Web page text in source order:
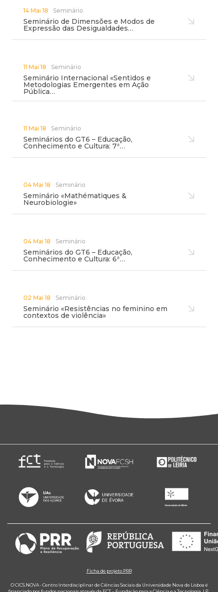
14 Mai 18 Seminário
Seminário de Dimensões e Modos de
Expressão das Desigualdades…
11 Mai 18 Seminário
Seminário Internacional «Sentidos e
Metodologias Emergentes em Ação
Pública…
11 Mai 18 Seminário
Seminários do GT6 – Educação,
Conhecimento e Cultura: 7ª…
04 Mai 18 Seminário
Seminário «Mathématiques &
Neurobiologie»
04 Mai 18 Seminário
Seminários do GT6 – Educação,
Conhecimento e Cultura: 6ª…
02 Mai 18 Seminário
Seminário «Resistências no feminino em
contextos de violência»
Ficha de projeto PRR
O CICS.NOVA - Centro Interdisciplinar de Ciências Sociais da Universidade Nova de Lisboa é